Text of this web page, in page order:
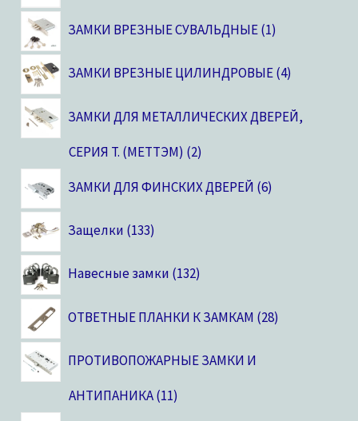
ЗАМКИ ВРЕЗНЫЕ СУВАЛЬДНЫЕ 1
ЗАМКИ ВРЕЗНЫЕ ЦИЛИНДРОВЫЕ 4
ЗАМКИ ДЛЯ МЕТАЛЛИЧЕСКИХ ДВЕРЕЙ,
CЕРИЯ T. (МЕТТЭМ) 2
ЗАМКИ ДЛЯ ФИНСКИХ ДВЕРЕЙ 6
Защелки 133
Навесные замки 132
ОТВЕТНЫЕ ПЛАНКИ К ЗАМКАМ 28
ПРОТИВОПОЖАРНЫЕ ЗАМКИ И
АНТИПАНИКА 11